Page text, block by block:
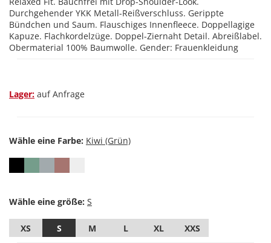
Durchgehender YKK Metall-Reißverschluss. Gerippte
Bündchen und Saum. Flauschiges Innenfleece. Doppellagige
Kapuze. Flachkordelzüge. Doppel-Ziernaht Detail. Abreißlabel.
Obermaterial 100% Baumwolle. Gender: Frauenkleidung
Lager: auf Anfrage
Wähle eine Farbe:
Wähle eine größe:
XS S M L XL XXS